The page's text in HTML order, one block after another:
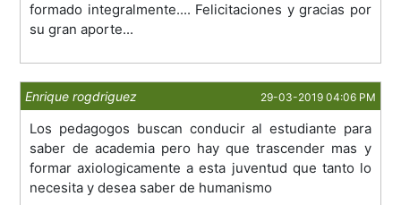
formado integralmente.... Felicitaciones y gracias por
su gran aporte...
Enrique rogdriguez 29-03-2019 04:06 PM
Los pedagogos buscan conducir al estudiante para
saber de academia pero hay que trascender mas y
formar axiologicamente a esta juventud que tanto lo
necesita y desea saber de humanismo